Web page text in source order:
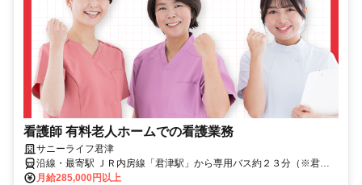
看護師 有料老人ホームでの看護業務
サニーライフ君津
沿線・最寄駅 ＪＲ内房線「君津駅」から専用バス約２３分（※君津
駅より送迎有）マイカー・バイク通勤可（無料駐車場有）
月給285,000円以上